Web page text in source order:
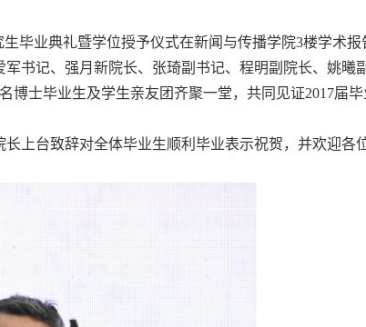
生毕业典礼暨学位授予仪式在新闻与传播学院3楼学术报
书记、强月新院长、张琦副书记、程明副院长、姚曦
博士毕业生及学生亲友团齐聚一堂，共同见证2017届
上台致辞对全体毕业生顺利毕业表示祝贺，并欢迎各